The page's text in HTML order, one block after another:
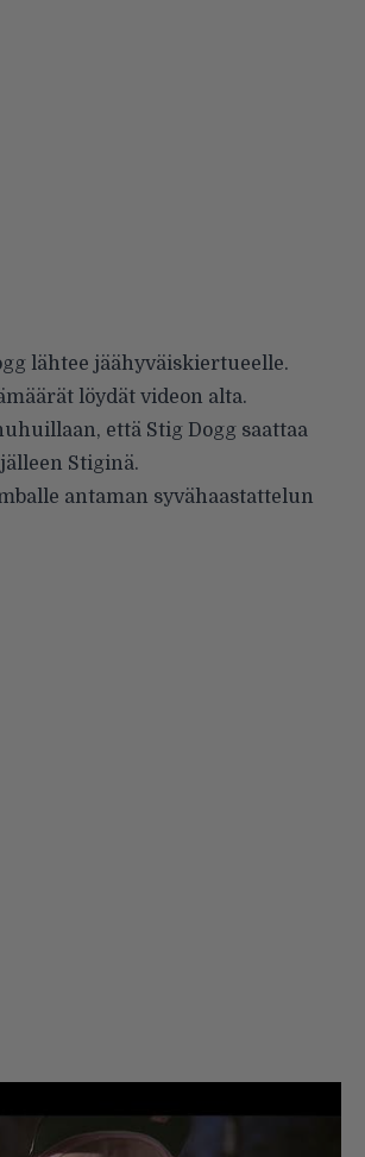
lähtee jäähyväiskiertueelle.
löydät videon alta.
että Stig Dogg saattaa
Stiginä.
antaman syvähaastattelun